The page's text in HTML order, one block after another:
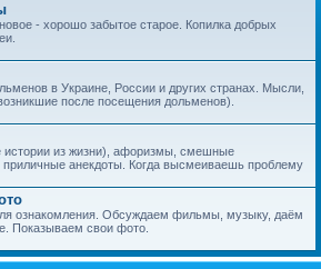
- хорошо забытое старое. Копилка добрых
в Украине, России и других странах. Мысли,
после посещения дольменов).
из жизни), афоризмы, смешные
приличные анекдоты. Когда высмеиваешь проблему
ознакомления. Обсуждаем фильмы, музыку, даём
Показываем свои фото.